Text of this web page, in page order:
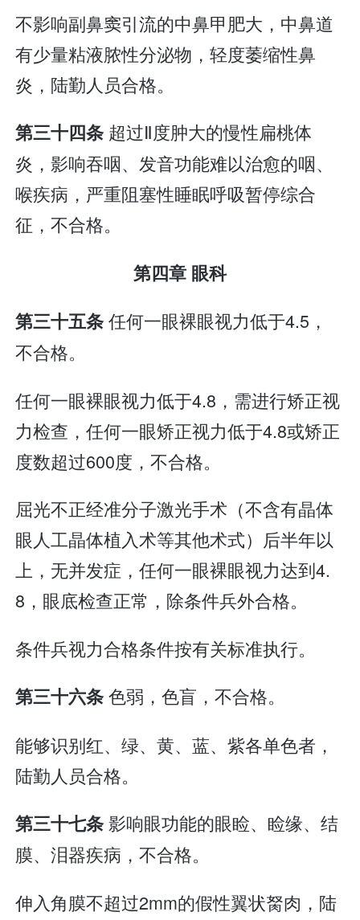
不影响副鼻窦引流的中鼻甲肥大，中鼻道
有少量粘液脓性分泌物，轻度萎缩性鼻
炎，陆勤人员合格。
第三十四条 超过Ⅱ度肿大的慢性扁桃体
炎，影响吞咽、发音功能难以治愈的咽、
喉疾病，严重阻塞性睡眠呼吸暂停综合
征，不合格。
第四章 眼科
第三十五条任何一眼裸眼视力低于4.5，
不合格。
任何一眼裸眼视力低于4.8，需进行矫正视
力检查，任何一眼矫正视力低于4.8或矫正
度数超过600度，不合格。
屈光不正经准分子激光手术（不含有晶体
眼人工晶体植入术等其他术式）后半年以
上，无并发症，任何一眼裸眼视力达到4.
8，眼底检查正常，除条件兵外合格。
条件兵视力合格条件按有关标准执行。
第三十六条色弱，色盲，不合格。
能够识别红、绿、黄、蓝、紫各单色者，
陆勤人员合格。
第三十七条影响眼功能的眼睑、睑缘、结
膜、泪器疾病，不合格。
伸入角膜不超过2mm的假性翼状胬肉，陆